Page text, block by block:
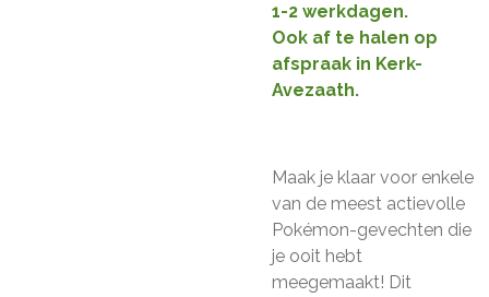
1-2 werkdagen.
Ook af te halen op
afspraak in Kerk-
Avezaath.
Maak je klaar voor enkele
van de meest actievolle
Pokémon-gevechten die
je ooit hebt
meegemaakt! Dit